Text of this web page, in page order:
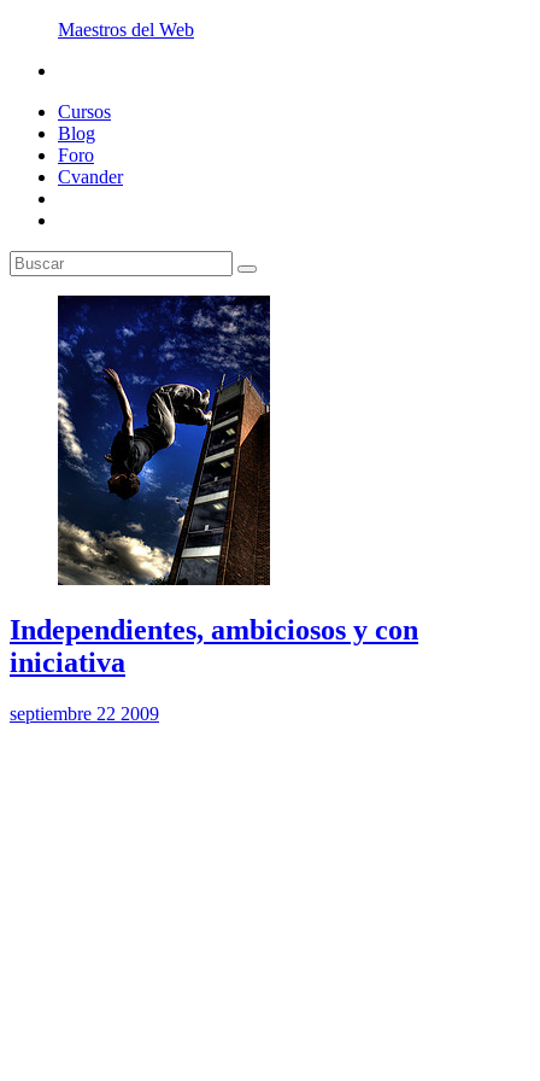
Maestros del Web
Cursos
Blog
Foro
Cvander
Independientes, ambiciosos y con
iniciativa
septiembre 22 2009